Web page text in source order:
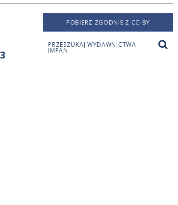
POBIERZ ZGODNIE Z CC-BY
PRZESZUKAJ WYDAWNICTWA
IMPAN